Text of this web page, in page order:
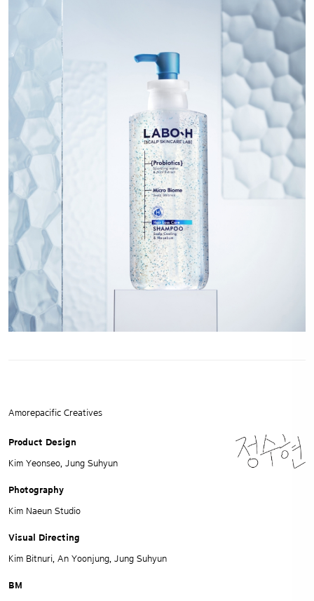
Amorepacific Creatives
Product Design
Kim Yeonseo, Jung Suhyun
Photography
Kim Naeun Studio
Visual Directing
Kim Bitnuri, An Yoonjung, Jung Suhyun
BM